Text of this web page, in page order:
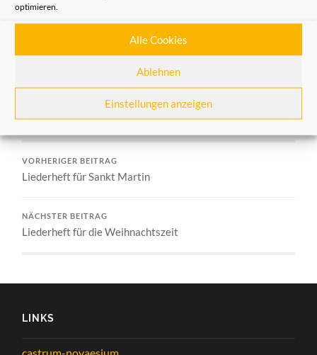
optimieren.
Alle Cookies
Ablehnen
Einstellungen anzeigen
Verkaufsstellen erworben werden:
Geschäftsstelle der Heimatfreunde, Michaelstraße 67,
Einhorn-Apotheke, bei Herrn Napp-Saarbourg, Büchel
Allgemein,Aus dem Verein
VORHERIGER BEITRAG
Liederheft für Sankt Martin
NÄCHSTER BEITRAG
Liederheft für die Weihnachtszeit
LINKS
castrum-novaesium